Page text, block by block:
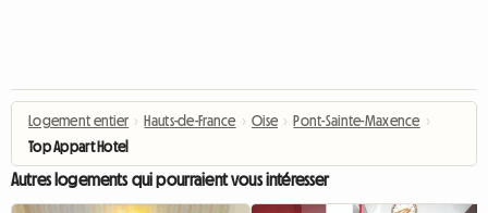
Logement entier › Hauts-de-France › Oise › Pont-Sainte-Maxence ›
Top Appart Hotel
Autres logements qui pourraient vous intéresser